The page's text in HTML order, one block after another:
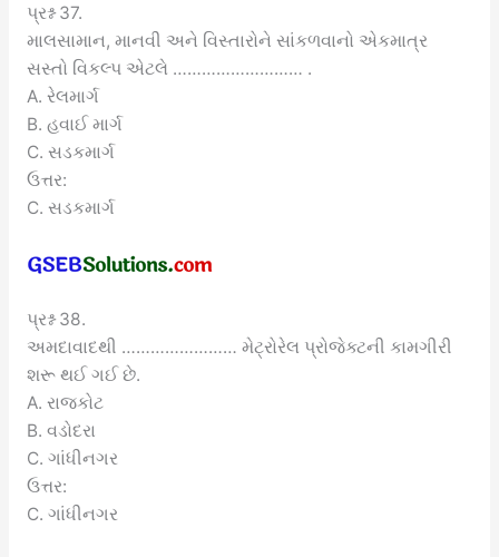
પ્રશ્ન 37.
માલસામાન, માનવી અને વિસ્તારોને સાંકળવાનો એકમાત્ર
સસ્તો વિકલ્પ એટલે ……………………… .
A. રેલમાર્ગ
B. હવાઈ માર્ગ
C. સડકમાર્ગ
ઉત્તર:
C. સડકમાર્ગ
પ્રશ્ન 38.
અમદાવાદથી …………………… મેટ્રોરેલ પ્રોજેક્ટની કામગીરી
શરૂ થઈ ગઈ છે.
A. રાજકોટ
B. વડોદરા
C. ગાંધીનગર
ઉત્તર:
C. ગાંધીનગર